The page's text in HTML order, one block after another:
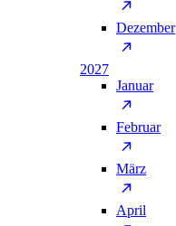
Dezember
2027
Januar
Februar
März
April